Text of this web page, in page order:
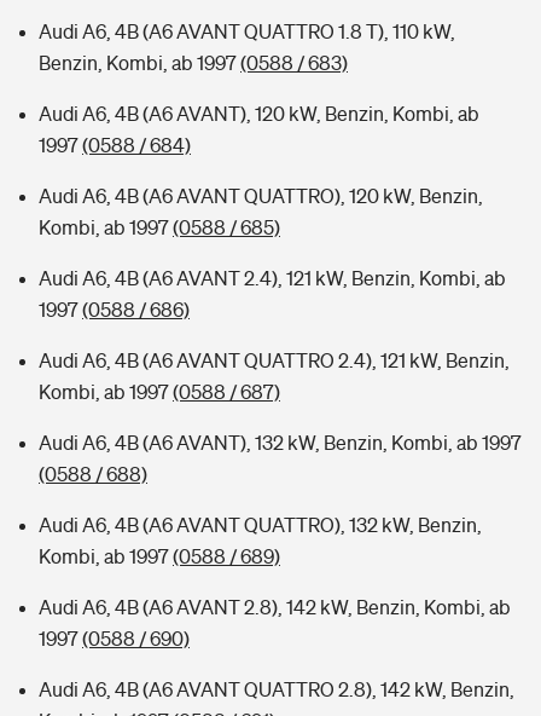
Audi A6, 4B (A6 AVANT QUATTRO 1.8 T), 110 kW,
Benzin, Kombi, ab 1997(0588 / 683)
Audi A6, 4B (A6 AVANT), 120 kW, Benzin, Kombi, ab
1997(0588 / 684)
Audi A6, 4B (A6 AVANT QUATTRO), 120 kW, Benzin,
Kombi, ab 1997(0588 / 685)
Audi A6, 4B (A6 AVANT 2.4), 121 kW, Benzin, Kombi, ab
1997(0588 / 686)
Audi A6, 4B (A6 AVANT QUATTRO 2.4), 121 kW, Benzin,
Kombi, ab 1997(0588 / 687)
Audi A6, 4B (A6 AVANT), 132 kW, Benzin, Kombi, ab 1997
(0588 / 688)
Audi A6, 4B (A6 AVANT QUATTRO), 132 kW, Benzin,
Kombi, ab 1997(0588 / 689)
Audi A6, 4B (A6 AVANT 2.8), 142 kW, Benzin, Kombi, ab
1997(0588 / 690)
Audi A6, 4B (A6 AVANT QUATTRO 2.8), 142 kW, Benzin,